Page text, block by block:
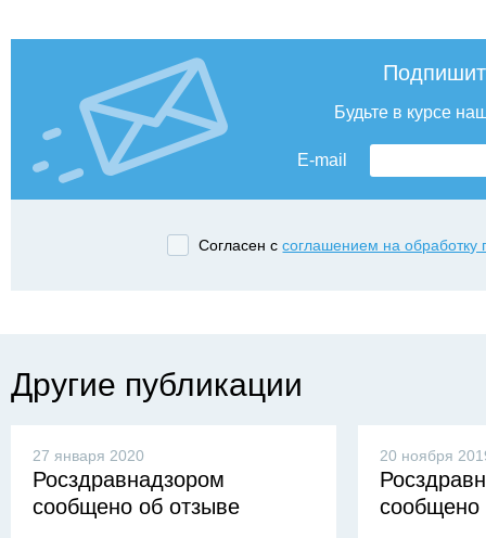
Будьте в курсе
E-mail
Согласен ссоглашением на
Другие публикации
27 января 2020
Росздравнадзором
сообщено об отзыве
20 ноября
сообщено